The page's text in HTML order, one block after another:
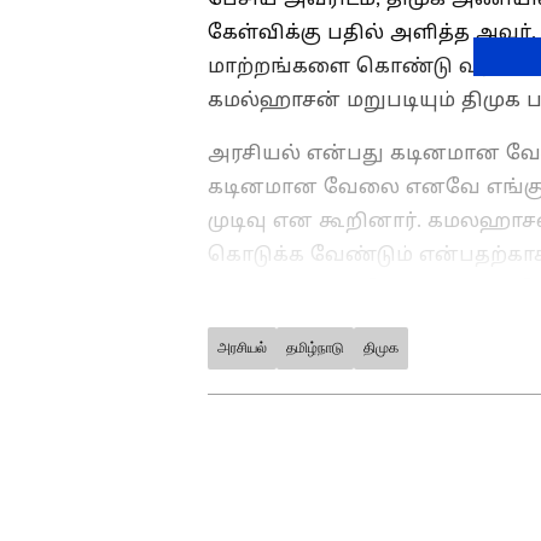
கேள்விக்கு பதில் அளித்த அவர்,
மாற்றங்களை கொண்டு வர
கமல்ஹாசன் மறுபடியும்
அரசியல் என்பது கடினமான
கடினமான வேலை எனவே
முடிவு என கூறினார்.
கொடுக்க வேண்டும்
ABOUT THE AUTHOR
Ajmal Khan
அரசியல் தமிழ்நாடு திமுக